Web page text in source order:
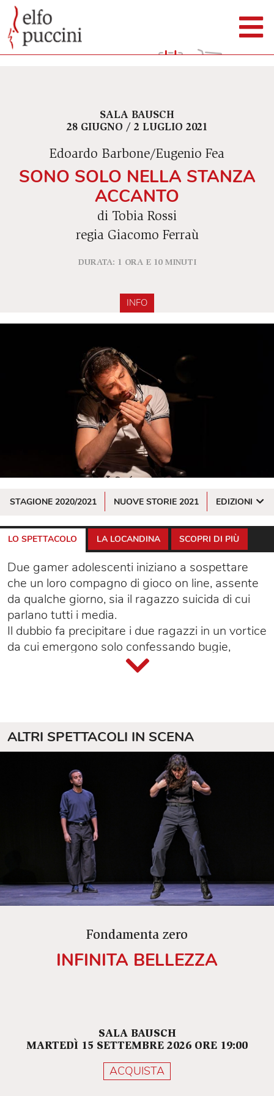
SALA BAUSCH
28 GIUGNO / 2 LUGLIO 2021
Edoardo Barbone/Eugenio Fea
SONO SOLO NELLA STANZA
ACCANTO
di Tobia Rossi
regia Giacomo Ferraù
DURATA: 1 ORA E 10 MINUTI
INFO
STAGIONE 2020/2021 NUOVE STORIE 2021 EDIZIONI
LO SPETTACOLO LA LOCANDINA SCOPRI DI PIÙ
Due gamer adolescenti iniziano a sospettare
che un loro compagno di gioco on line, assente
da qualche giorno, sia il ragazzo suicida di cui
parlano tutti i media.
Il dubbio fa precipitare i due ragazzi in un vortice
da cui emergono solo confessando bugie,
paure, desideri e segreti indicibili ma anche
Un racconto dolceamaro di crescita e scoperta
di sé che riflette non solo sulla piaga sociale del
bullismo, ma su ombre e contraddizioni del
nostro presente.
Lo spettacolo si ispira ad un recente fatto di
cronaca italiano.
Il 23 febbraio 2018 il diciassettenne Michele
Ruffino si getta da un ponte nei pressi di Torino.
Il ragazzo, affetto da una lieve disabilità fisica,
veniva definito dai compagni di scuola 'storpio',
'zoppo', 'sfigato'. Le umiliazioni, le continue
alimentato le fiamme del palazzo della sua
ALTRI SPETTACOLI IN SCENA
Fondamenta zero
INFINITA BELLEZZA
SALA BAUSCH
MARTEDÌ 15 SETTEMBRE 2026 ORE 19:00
ACQUISTA